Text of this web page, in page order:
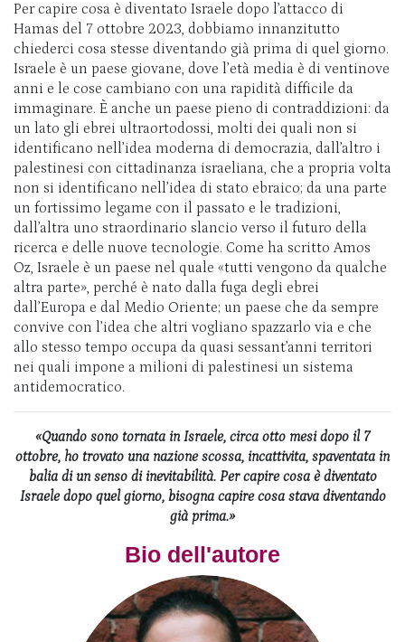
Per capire cosa è diventato Israele dopo l’attacco di
Hamas del 7 ottobre 2023, dobbiamo innanzitutto
chiederci cosa stesse diventando già prima di quel giorno.
Israele è un paese giovane, dove l’età media è di ventinove
anni e le cose cambiano con una rapidità difficile da
immaginare. È anche un paese pieno di contraddizioni: da
un lato gli ebrei ultraortodossi, molti dei quali non si
identificano nell’idea moderna di democrazia, dall’altro i
palestinesi con cittadinanza israeliana, che a propria volta
non si identificano nell’idea di stato ebraico; da una parte
un fortissimo legame con il passato e le tradizioni,
dall’altra uno straordinario slancio verso il futuro della
ricerca e delle nuove tecnologie. Come ha scritto Amos
Oz, Israele è un paese nel quale «tutti vengono da qualche
altra parte», perché è nato dalla fuga degli ebrei
dall’Europa e dal Medio Oriente; un paese che da sempre
convive con l’idea che altri vogliano spazzarlo via e che
allo stesso tempo occupa da quasi sessant’anni territori
nei quali impone a milioni di palestinesi un sistema
antidemocratico.
«Quando sono tornata in Israele, circa otto mesi dopo il 7
ottobre, ho trovato una nazione scossa, incattivita, spaventata in
balia di un senso di inevitabilità. Per capire cosa è diventato
Israele dopo quel giorno, bisogna capire cosa stava diventando
già prima.»
Bio dell'autore